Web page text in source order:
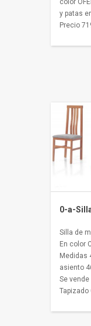
color
y patas
Precio
0-a-
Silla de
En color
Medidas
asiento
Se vende
Tapizado